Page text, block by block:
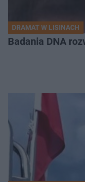
DRAMAT W LISINACH
Badania DNA